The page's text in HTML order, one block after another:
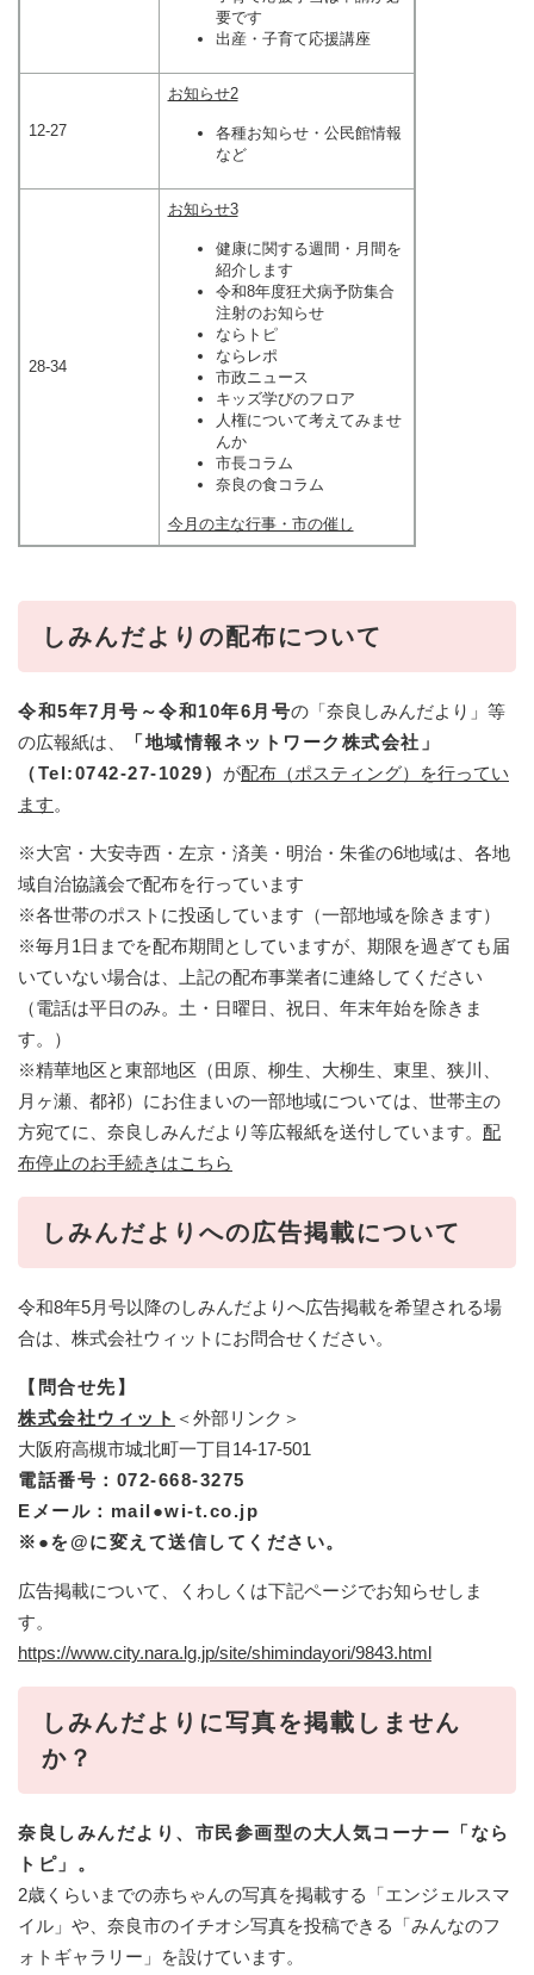
要です
出産・子育て応援講座
12-27
お知らせ2
各種お知らせ・公民館情報
など
28-34
お知らせ3
健康に関する週間・月間を
紹介します
令和8年度狂犬病予防集合
注射のお知らせ
ならトピ
ならレポ
市政ニュース
キッズ学びのフロア
人権について考えてみませ
んか
市長コラム
奈良の食コラム
今月の主な行事・市の催し
しみんだよりの配布について
令和5年7月号～令和10年6月号の「奈良しみんだより」等
の広報紙は、
「地域情報ネットワーク株式会社」
（Tel:0742-27-1029 ） が配布（ポスティング）を行ってい
ます。
※大宮・大安寺西・左京・済美・明治・朱雀の6地域は、各地
域自治協議会で配布を行っています
※各世帯のポストに投函しています（一部地域を除きます）
※毎月1日までを配布期間としていますが、期限を過ぎても届
いていない場合は、上記の配布事業者に連絡してください
（電話は平日のみ。土・日曜日、祝日、年末年始を除きま
す。）
※精華地区と東部地区（田原、柳生、大柳生、東里、狭川、
月ヶ瀬、都祁）にお住まいの一部地域については、世帯主の
方宛てに、奈良しみんだより等広報紙を送付しています。 配
布停止のお手続きはこちら
しみんだよりへの広告掲載について
令和8年5月号以降のしみんだよりへ広告掲載を希望される場
合は、株式会社ウィットにお問合せください。
【問合せ先】
株式会社ウィット​ ＜外部リンク＞
大阪府高槻市城北町一丁目14-17-501​
電話番号：072-668-3275
Eメール：mail●wi-t.co.jp
※●を@に変えて送信してください。
広告掲載について、くわしくは下記ページでお知らせしま
す。
https://www.city.nara.lg.jp/site/shimindayori/9843.html
しみんだよりに写真を掲載しません
か？
奈良しみんだより、市民参画型の大人気コーナー「なら
トピ」。
2歳くらいまでの赤ちゃんの写真を掲載する「エンジェルスマ
イル」や、奈良市のイチオシ写真を投稿できる「みんなのフ
ォトギャラリー」を設けています。